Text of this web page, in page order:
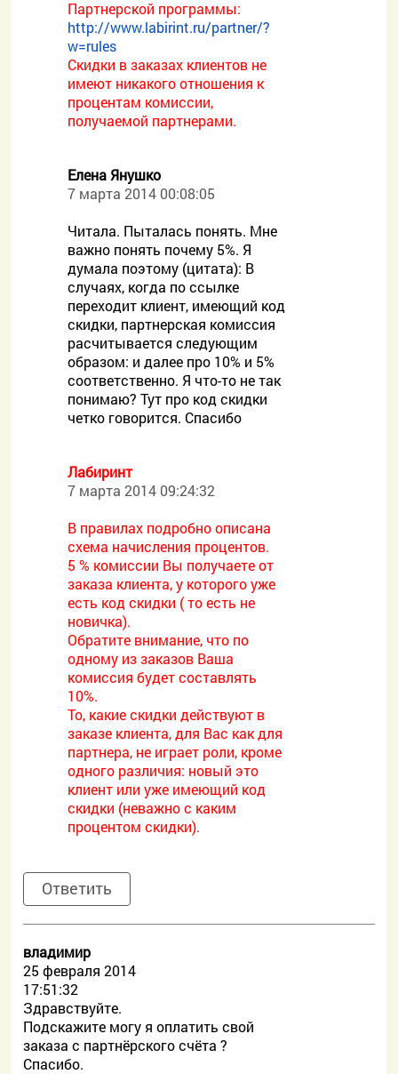
Партнерской программы:
http://www.labirint.ru/partner/?
w=rules
Скидки в заказах клиентов не
имеют никакого отношения к
процентам комиссии,
получаемой партнерами.
Елена Янушко
7 марта 2014 00:08:05
Читала. Пыталась понять. Мне
важно понять почему 5%. Я
думала поэтому (цитата): В
случаях, когда по ссылке
переходит клиент, имеющий код
скидки, партнерская комиссия
расчитывается следующим
образом: и далее про 10% и 5%
соответственно. Я что-то не так
понимаю? Тут про код скидки
четко говорится. Спасибо
Лабиринт
7 марта 2014 09:24:32
В правилах подробно описана
схема начисления процентов.
5 % комиссии Вы получаете от
заказа клиента, у которого уже
есть код скидки ( то есть не
новичка).
Обратите внимание, что по
одному из заказов Ваша
комиссия будет составлять
10%.
То, какие скидки действуют в
заказе клиента, для Вас как для
партнера, не играет роли, кроме
одного различия: новый это
клиент или уже имеющий код
скидки (неважно с каким
процентом скидки).
Ответить
владимир
25 февраля 2014
17:51:32
Здравствуйте.
Подскажите могу я оплатить свой
заказа с партнёрского счёта ?
Спасибо.